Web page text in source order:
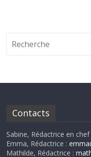
Contacts
Sabine, Rédactrice en chef
Emma, Rédactrice :
Mathilde, Rédactrice :